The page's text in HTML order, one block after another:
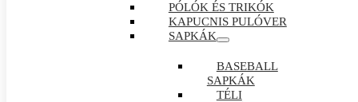
PÓLÓK ÉS TRIKÓK
KAPUCNIS PULÓVER
SAPKÁK
BASEBALL
SAPKÁK
TÉLI